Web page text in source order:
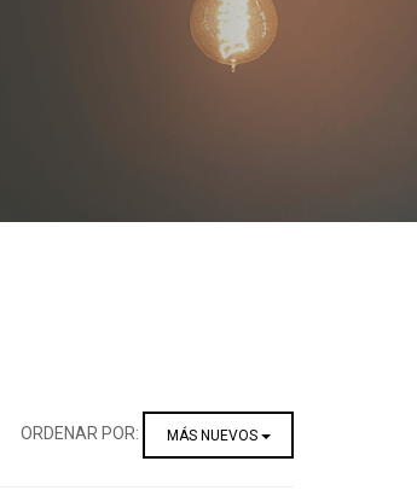
ORDENAR POR: MÁS NUEVOS